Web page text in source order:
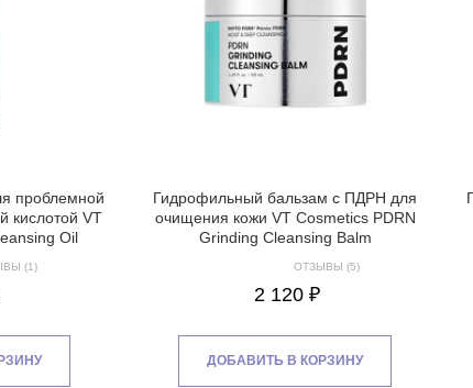
проблемной
кислотой VT
Oil
(1)
Гидрофильный бальзам с ПДРН для
очищения кожи VT Cosmetics PDRN
Grinding Cleansing Balm
ОТЗЫВЫ (5)
2 120 ₽
ДОБАВИТЬ В КОРЗИНУ